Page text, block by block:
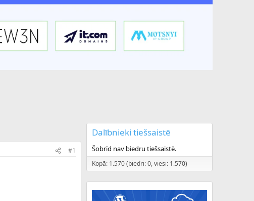
#1
Dalībnieki tiešsaistē
Šobrīd nav biedru tiešsaistē.
Kopā: 1.570 (biedri: 0, viesi: 1.570)